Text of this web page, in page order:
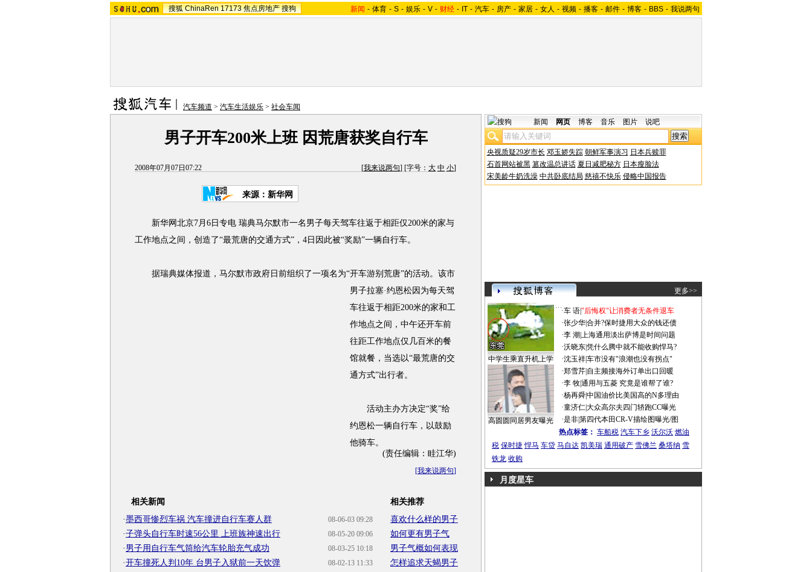
搜狐 ChinaRen 17173 焦点房地产 搜狗 新闻 - 体育 - S - 娱乐 - V - 财经 - IT - 汽车 - 房产 - 家居 - 女人 - 视频 - 播客 - 邮件 - 博客 - BBS - 我说两句
汽车频道 > 汽车生活娱乐 > 社会车闻
男子开车200米上班 因荒唐获奖自行车
2008年07月07日07:22 [我来说两句] [字号： 大 中 小]
来源：新华网
新华网北京7月6日专电 瑞典马尔默市一名男子每天驾车往返于相距仅200米的家与
工作地点之间，创造了“最荒唐的交通方式”，4日因此被“奖励”一辆自行车。
据瑞典媒体报道，马尔默市政府日前组织了一项名为“开车游别荒唐”的活动。 该市
男子拉塞·约恩松因为每天驾
车往返于相距200米的家和工
作地点之间，中午还开车前
往距工作地点仅几百米的餐
馆就餐，当选以“最荒唐的交
通方式”出行者。
活动主办方决定“奖”给
约恩松一辆自行车，以鼓励
他骑车。
(责任编辑：眭江华)
[我来说两句]
相关新闻
08-06-03 09:28
·墨西哥惨烈车祸 汽车撞进自行车赛人群
08-05-20 09:06
·子弹头自行车时速56公里 上班族神速出行
08-03-25 10:18
· 男子用自行车气筒给汽车轮胎充气成功
08-02-13 11:33
·开车撞死人判10年 台男子入狱前一天饮弹
相关推荐
喜欢什么样的男子
如何更有男子气
男子气概如何表现
怎样追求天蝎男子
新闻 网页 博客 音乐 图片 说吧
央视质疑29岁市长 邓玉娇失踪 朝鲜军事演习 日本兵赎罪
石首网站被黑 篡改温总讲话 夏日减肥秘方 日本瘦脸法
宋美龄牛奶洗澡 中共卧底结局 慈禧不快乐 侵略中国报告
更多>>
中学生乘直升机上学
高圆圆同居男友曝光
·车 语|"后悔权"让消费者无条件退车
·张少华|合并?保时捷用大众的钱还债
·李 潮 上海通用淡出萨博是时间问题
·沃晓东|凭什么腾中就不能收购悍马?
·沈玉祥|车市没有"浪潮也没有拐点"
·郑雪芹| 自主频接海外订单出口回暖
·李 牧|通用与五菱 究竟是谁帮了谁?
·杨再舜|中国油价比美国高的N多理由
·童济仁|大众高尔夫四门轿跑CC曝光
·是非|第四代本田CR-V描绘图曝光/图
热点标签： 车船税 汽车下乡 沃尔沃 燃油
税 保时捷 悍马 车贷 马自达 凯美瑞 通用破产 雪佛兰 桑塔纳 雪
铁龙 收购
月度星车